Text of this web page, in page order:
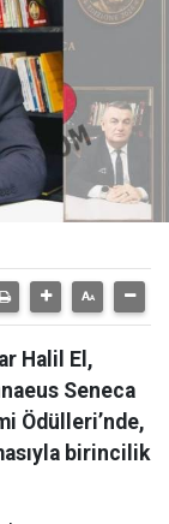
Halil El,
Seneca
Ödülleri’nde,
birincilik